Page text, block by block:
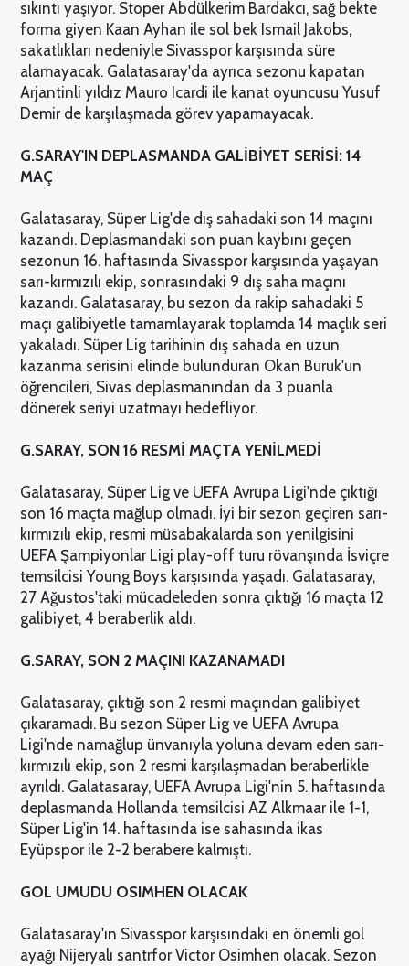
sıkıntı yaşıyor. Stoper Abdülkerim Bardakcı, sağ bekte
forma giyen Kaan Ayhan ile sol bek Ismail Jakobs,
sakatlıkları nedeniyle Sivasspor karşısında süre
alamayacak. Galatasaray'da ayrıca sezonu kapatan
Arjantinli yıldız Mauro Icardi ile kanat oyuncusu Yusuf
Demir de karşılaşmada görev yapamayacak.
G.SARAY'IN DEPLASMANDA GALİBİYET SERİSİ: 14
MAÇ
Galatasaray, Süper Lig'de dış sahadaki son 14 maçını
kazandı. Deplasmandaki son puan kaybını geçen
sezonun 16. haftasında Sivasspor karşısında yaşayan
sarı-kırmızılı ekip, sonrasındaki 9 dış saha maçını
kazandı. Galatasaray, bu sezon da rakip sahadaki 5
maçı galibiyetle tamamlayarak toplamda 14 maçlık seri
yakaladı. Süper Lig tarihinin dış sahada en uzun
kazanma serisini elinde bulunduran Okan Buruk'un
öğrencileri, Sivas deplasmanından da 3 puanla
dönerek seriyi uzatmayı hedefliyor.
G.SARAY, SON 16 RESMİ MAÇTA YENİLMEDİ
Galatasaray, Süper Lig ve UEFA Avrupa Ligi'nde çıktığı
son 16 maçta mağlup olmadı. İyi bir sezon geçiren sarı-
kırmızılı ekip, resmi müsabakalarda son yenilgisini
UEFA Şampiyonlar Ligi play-off turu rövanşında İsviçre
temsilcisi Young Boys karşısında yaşadı. Galatasaray,
27 Ağustos'taki mücadeleden sonra çıktığı 16 maçta 12
galibiyet, 4 beraberlik aldı.
G.SARAY, SON 2 MAÇINI KAZANAMADI
Galatasaray, çıktığı son 2 resmi maçından galibiyet
çıkaramadı. Bu sezon Süper Lig ve UEFA Avrupa
Ligi'nde namağlup ünvanıyla yoluna devam eden sarı-
kırmızılı ekip, son 2 resmi karşılaşmadan beraberlikle
ayrıldı. Galatasaray, UEFA Avrupa Ligi'nin 5. haftasında
deplasmanda Hollanda temsilcisi AZ Alkmaar ile 1-1,
Süper Lig'in 14. haftasında ise sahasında ikas
Eyüpspor ile 2-2 berabere kalmıştı.
GOL UMUDU OSIMHEN OLACAK
Galatasaray'ın Sivasspor karşısındaki en önemli gol
ayağı Nijeryalı santrfor Victor Osimhen olacak. Sezon